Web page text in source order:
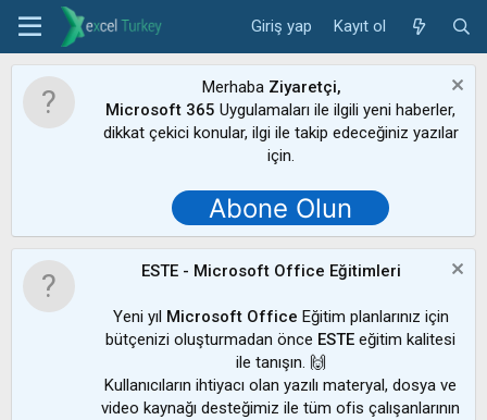
Giriş yap Kayıt ol
Merhaba Ziyaretçi,
Microsoft 365 Uygulamaları ile ilgili yeni haberler,
dikkat çekici konular, ilgi ile takip edeceğiniz yazılar
için.
Abone Olun
ESTE - Microsoft Office Eğitimleri
Yeni yıl Microsoft Office Eğitim planlarınız için
bütçenizi oluşturmadan önce ESTE eğitim kalitesi
ile tanışın. 🙌
Kullanıcıların ihtiyacı olan yazılı materyal, dosya ve
video kaynağı desteğimiz ile tüm ofis çalışanlarının